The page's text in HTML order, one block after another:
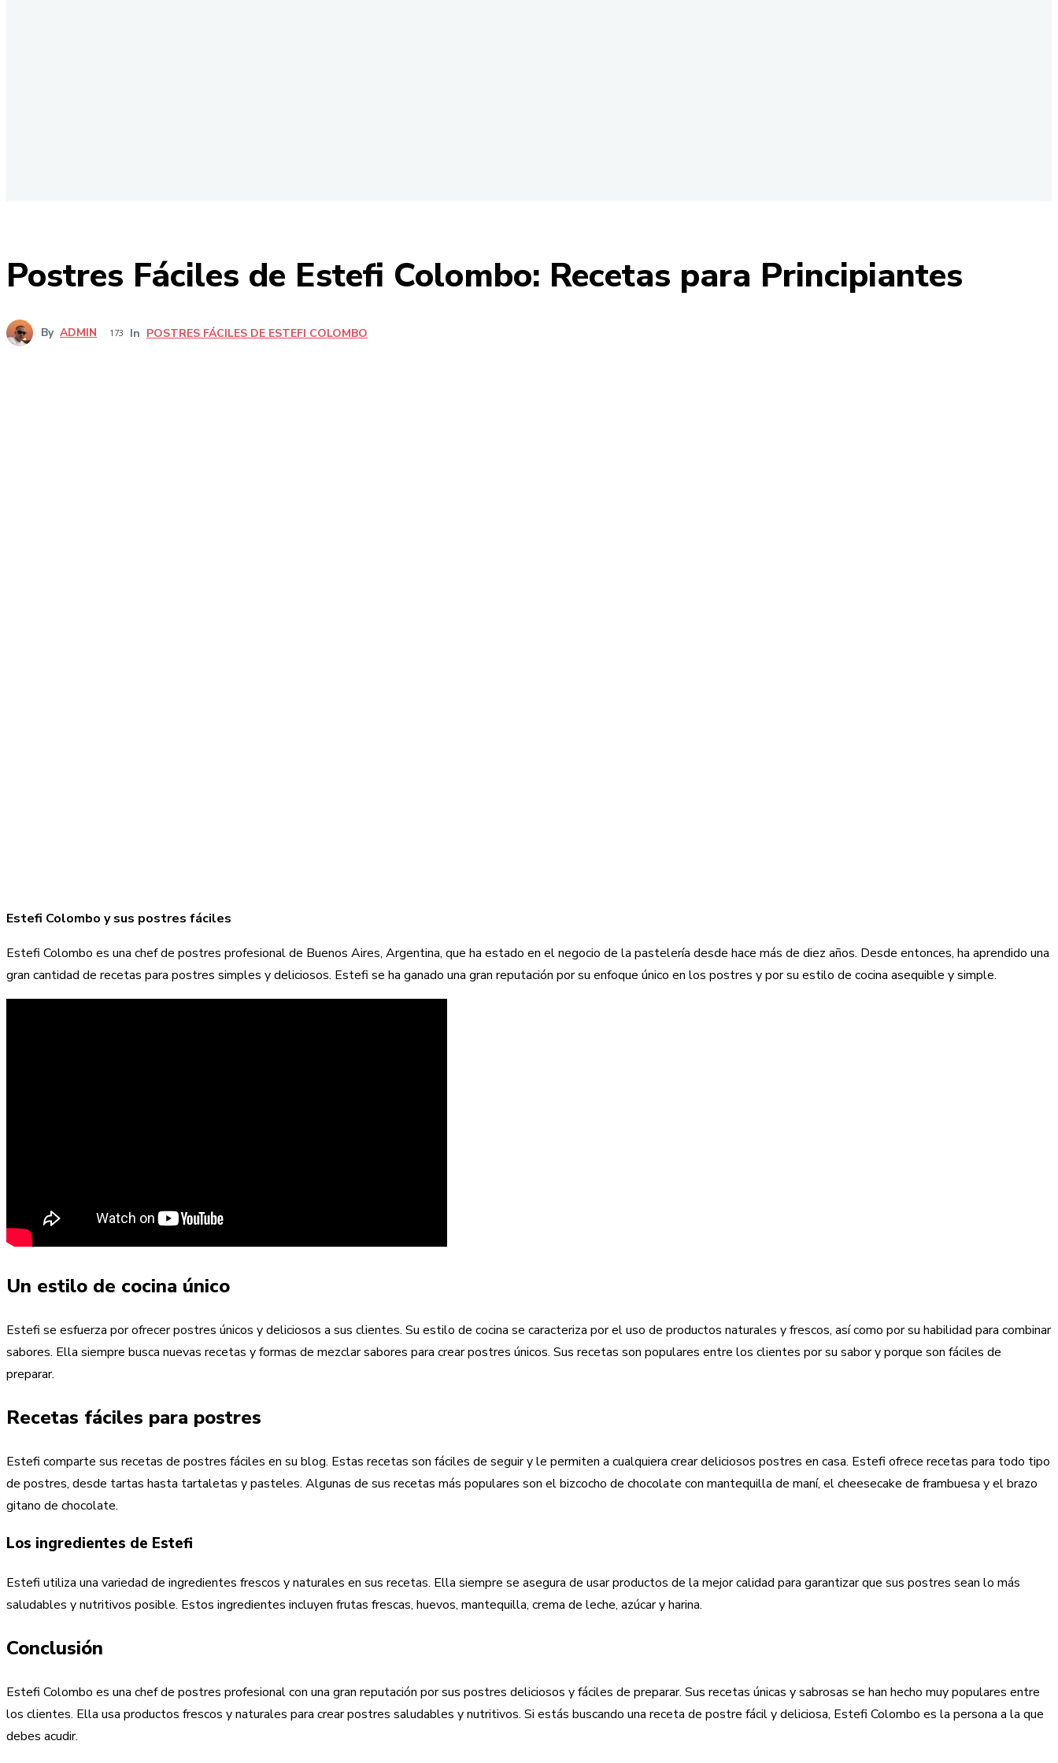
Postres Fáciles de Estefi Colombo: Recetas para Principiantes
By ADMIN 173 In POSTRES FÁCILES DE ESTEFI COLOMBO
Estefi Colombo y sus postres fáciles
Estefi Colombo es una chef de postres profesional de Buenos Aires, Argentina, que ha estado en el negocio de la pastelería desde hace más de diez años. Desde entonces, ha aprendido una
gran cantidad de recetas para postres simples y deliciosos. Estefi se ha ganado una gran reputación por su enfoque único en los postres y por su estilo de cocina asequible y simple.
Un estilo de cocina único
Estefi se esfuerza por ofrecer postres únicos y deliciosos a sus clientes. Su estilo de cocina se caracteriza por el uso de productos naturales y frescos, así como por su habilidad para combinar
sabores. Ella siempre busca nuevas recetas y formas de mezclar sabores para crear postres únicos. Sus recetas son populares entre los clientes por su sabor y porque son fáciles de
preparar.
Recetas fáciles para postres
Estefi comparte sus recetas de postres fáciles en su blog. Estas recetas son fáciles de seguir y le permiten a cualquiera crear deliciosos postres en casa. Estefi ofrece recetas para todo tipo
de postres, desde tartas hasta tartaletas y pasteles. Algunas de sus recetas más populares son el bizcocho de chocolate con mantequilla de maní, el cheesecake de frambuesa y el brazo
gitano de chocolate.
Los ingredientes de Estefi
Estefi utiliza una variedad de ingredientes frescos y naturales en sus recetas. Ella siempre se asegura de usar productos de la mejor calidad para garantizar que sus postres sean lo más
saludables y nutritivos posible. Estos ingredientes incluyen frutas frescas, huevos, mantequilla, crema de leche, azúcar y harina.
Conclusión
Estefi Colombo es una chef de postres profesional con una gran reputación por sus postres deliciosos y fáciles de preparar. Sus recetas únicas y sabrosas se han hecho muy populares entre
los clientes. Ella usa productos frescos y naturales para crear postres saludables y nutritivos. Si estás buscando una receta de postre fácil y deliciosa, Estefi Colombo es la persona a la que
debes acudir.